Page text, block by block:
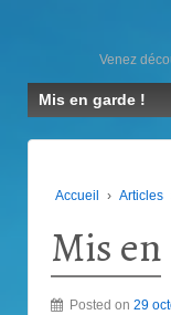
Venez
Mis en garde !
Accueil › Articles
Mis
Posted on 29